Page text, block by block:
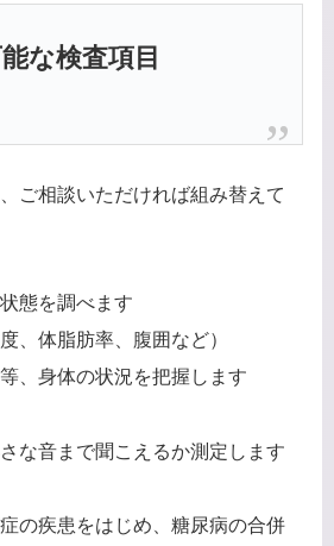
な検査項目
ご相談いただければ組み替えて
態を調べます
、体脂肪率、腹囲など）
、身体の状況を把握します
な音まで聞こえるか測定します
の疾患をはじめ、糖尿病の合併